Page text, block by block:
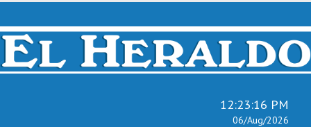
Skip
content
12:23:17 PM
06/Aug/2026